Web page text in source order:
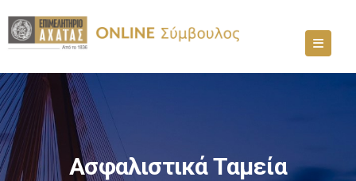
Ασφαλιστικά Ταμεία